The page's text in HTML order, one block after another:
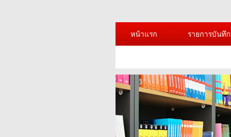
หน้าแรก
รายการบันทึก